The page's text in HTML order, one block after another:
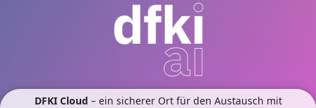
DFKI Cloud – ein sicherer Ort für den Austausch mit